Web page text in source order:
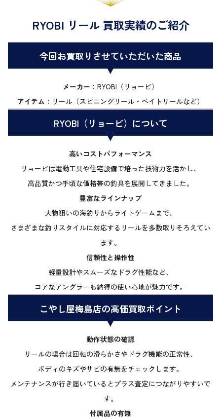
RYOBI リール 買取実績のご紹介
今回お買取りさせていただいた商品
メーカー ：RYOBI（リョービ）
アイテム ：リール（スピニングリール・ベイトリールなど）
RYOBI（リョービ）について
高いコストパフォーマンス
リョービは電動工具や住宅設備で培った技術力を活かし、
高品質かつ手頃な価格帯の釣具を展開してきました。
豊富なラインナップ
大物狙いの海釣りからライトゲームまで、
さまざまな釣りスタイルに対応するリールを多数取りそろえてい
ます。
信頼性と操作性
軽量設計やスムーズなドラグ性能など、
コアなアングラーも納得の使い心地が魅力です。
こやし屋梅島店の高価買取ポイント
動作状態の確認
リールの場合は回転の滑らかさやドラグ機能の正常性、
ボディのキズやサビの有無をチェックします。
メンテナンスが行き届いているとプラス査定につながりやすいで
す。
付属品の有無